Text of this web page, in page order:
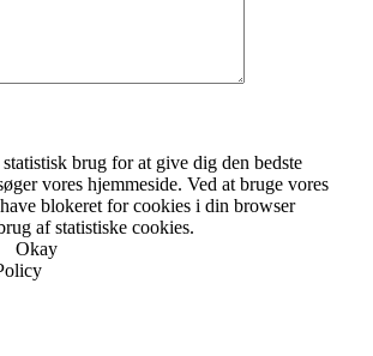
brug for at give dig den bedste
vores hjemmeside. Ved at bruge vores
blokeret for cookies i din browser
af statistiske cookies.
Okay